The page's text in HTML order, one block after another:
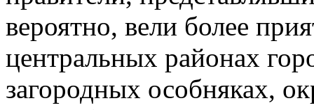
вероятно, вели более
центральных районах
загородных особняках,